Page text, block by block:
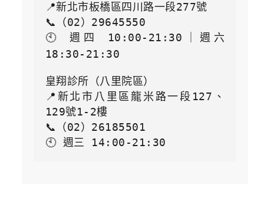
📍新北市板橋區四川路一段277號
📞（02）29645550
🕙 週四 10:00-21:30｜週六
18:30-21:30
皇翔診所（八里院區）
📍新北市八里區龍米路一段127、
129號1-2樓
📞（02）26185501
🕙 週三 14:00-21:30